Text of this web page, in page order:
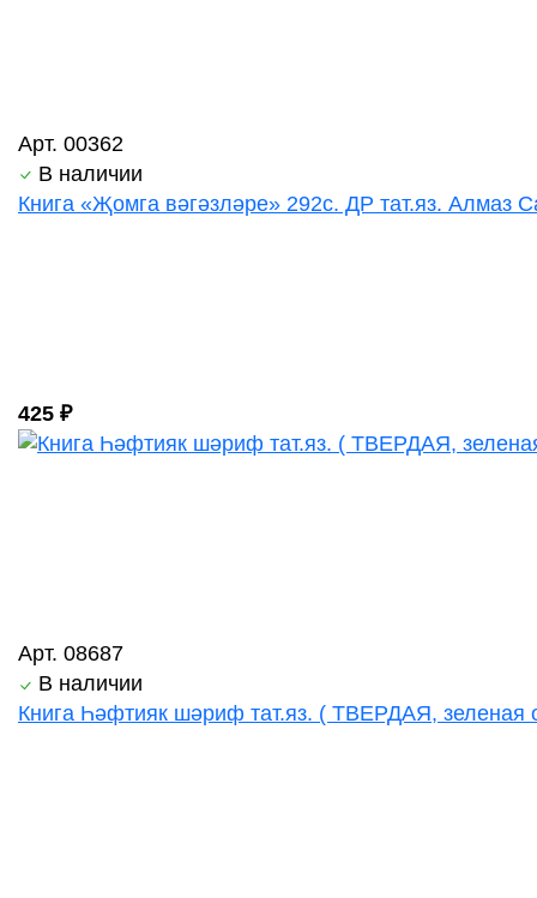
Арт. 00362
В наличии
Книга «Җомга вәгәзләре» 292с. ДР тат.яз. Алмаз
425 ₽
Арт. 08687
В наличии
Книга Һәфтияк шәриф тат.яз. ( ТВЕРДАЯ, зеленая